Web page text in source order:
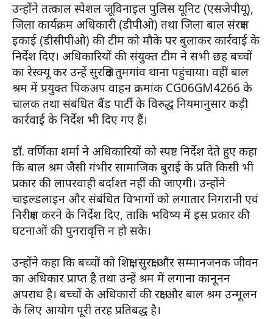
उन्होंने तत्काल स्पेशल जूविनाइल पुलिस यूनिट (एसजेपीयू),
जिला कार्यक्रम अधिकारी (डीपीओ) तथा जिला बाल संरक्षण
इकाई (डीसीपीओ) की टीम को मौके पर बुलाकर कार्रवाई के
निर्देश दिए। अधिकारियों की संयुक्त टीम ने सभी छह बच्चों
का रेस्क्यू कर उन्हें सुरक्षित तुमगांव थाना पहुंचाया। वहीं बाल
श्रम में प्रयुक्त पिकअप वाहन क्रमांक CG06GM4266 के
चालक तथा संबंधित बैंड पार्टी के विरुद्ध नियमानुसार कड़ी
कार्रवाई के निर्देश भी दिए गए हैं।
डॉ. वर्णिका शर्मा ने अधिकारियों को स्पष्ट निर्देश देते हुए कहा
कि बाल श्रम जैसी गंभीर सामाजिक बुराई के प्रति किसी भी
प्रकार की लापरवाही बर्दाश्त नहीं की जाएगी। उन्होंने
चाइल्डलाइन और संबंधित विभागों को लगातार निगरानी एवं
निरीक्षण करने के निर्देश दिए, ताकि भविष्य में इस प्रकार की
घटनाओं की पुनरावृत्ति न हो सके।
उन्होंने कहा कि बच्चों को शिक्षा, सुरक्षा और सम्मानजनक जीवन
का अधिकार प्राप्त है तथा उन्हें श्रम में लगाना कानूनन
अपराध है। बच्चों के अधिकारों की रक्षा और बाल श्रम उन्मूलन
के लिए आयोग पूरी तरह प्रतिबद्ध है।